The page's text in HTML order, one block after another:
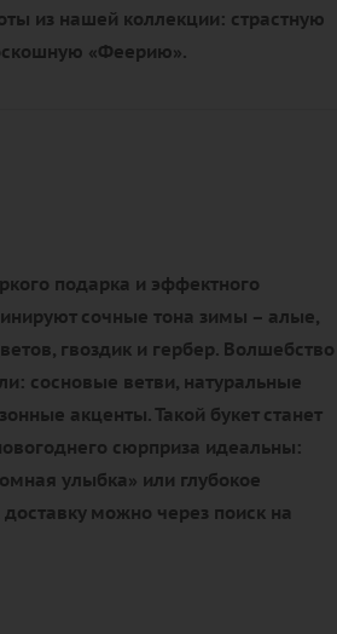
из нашей коллекции: страстную
«Феерию».
подарка и эффектного
сочные тона зимы – алые,
гвоздик и гербер. Волшебство
сосновые ветви, натуральные
акценты. Такой букет станет
сюрприза идеальны:
улыбка» или глубокое
можно через поиск на